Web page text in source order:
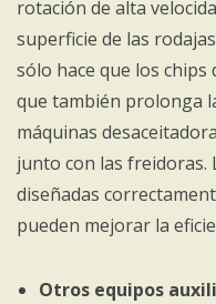
rotación de alta
superficie de las
sólo hace que los
que también prolonga
máquinas
junto con las freidoras.
diseñadas
pueden mejorar la
Otros equipos